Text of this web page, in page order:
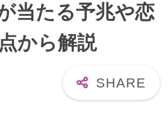
当たる予兆や恋
から解説